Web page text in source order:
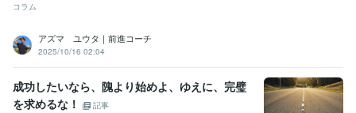
コラム
アズマ ユウタ｜前進コーチ
2025/10/16 02:04
成功したいなら、隗より始めよ、ゆえに、完璧
を求めるな！
記事